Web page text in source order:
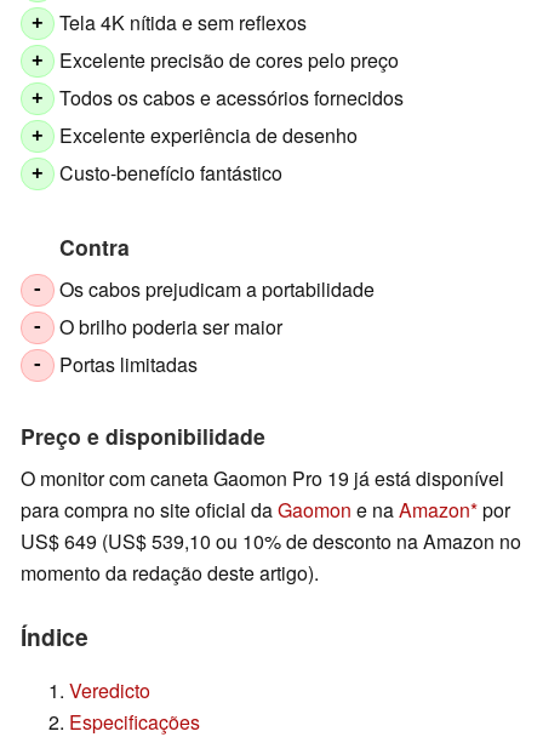
+ Tela 4K nítida e sem reflexos
+ Excelente precisão de cores pelo preço
+ Todos os cabos e acessórios fornecidos
+ Excelente experiência de desenho
+ Custo-benefício fantástico
Contra
- Os cabos prejudicam a portabilidade
- O brilho poderia ser maior
- Portas limitadas
Preço e disponibilidade
O monitor com caneta Gaomon Pro 19 já está disponível
para compra no site oficial daGaomon e naAmazon por
US$ 649 (US$ 539,10 ou 10% de desconto na Amazon no
momento da redação deste artigo).
Índice
Veredicto
Especificações